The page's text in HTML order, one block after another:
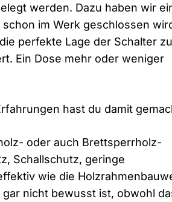
werden. Dazu haben wir
im Werk geschlossen
perfekte Lage der Schalter zu
Ein Dose mehr oder weniger
hast du damit
oder auch Brettsperrholz-
Schallschutz, geringe
wie die
nicht bewusst ist, obwohl